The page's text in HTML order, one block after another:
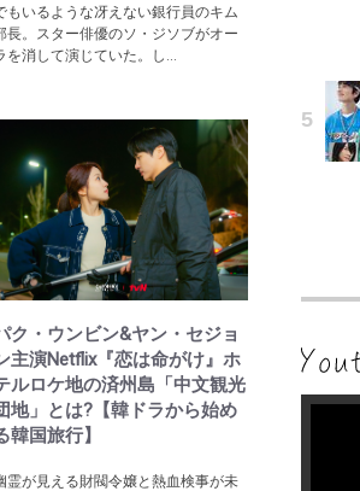
もいるような冴えない銀行員のキム
長。スター俳優のソ・ジソブがオー
を消して演じていた。し...
ク・ウンビン&ヤン・セジョ
主演Netflix『恋は命がけ』ホ
ルロケ地の済州島「中文観光
地」とは?【韓ドラから始め
韓国旅行】
霊が見える財閥令嬢と熱血検事が未